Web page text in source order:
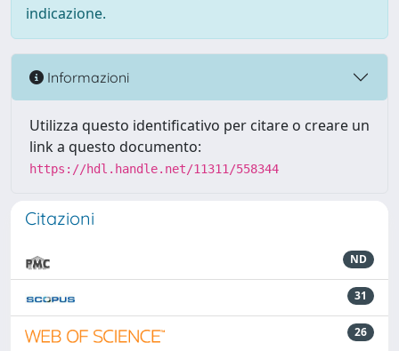
indicazione.
Informazioni
Utilizza questo identificativo per citare o creare un
link a questo documento:
https://hdl.handle.net/11311/558344
Citazioni
ND
31
26